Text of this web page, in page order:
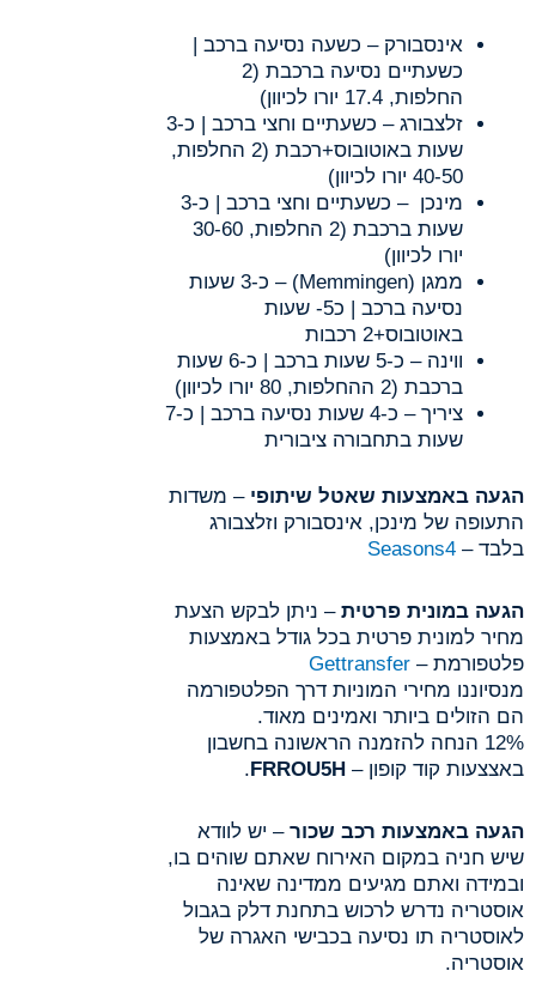
אינסבורק – כשעה נסיעה ברכב |
כשעתיים נסיעה ברכבת (2
החלפות, 17.4 יורו לכיוון)
זלצבורג – כשעתיים וחצי ברכב | כ-3
שעות באוטובוס+רכבת (2 החלפות,
40-50 יורו לכיוון)
מינכן – כשעתיים וחצי ברכב | כ-3
שעות ברכבת (2 החלפות, 30-60
יורו לכיוון)
ממגן (Memmingen) – כ-3 שעות
נסיעה ברכב | כ5- שעות
באוטובוס+2 רכבות
ווינה – כ-5 שעות ברכב | כ-6 שעות
ברכבת (2 ההחלפות, 80 יורו לכיוון)
ציריך – כ-4 שעות נסיעה ברכב | כ-7
שעות בתחבורה ציבורית
הגעה באמצעות שאטל שיתופי – משדות
התעופה של מינכן, אינסבורק וזלצבורג
בלבד – Seasons4
הגעה במונית פרטית – ניתן לבקש הצעת
מחיר למונית פרטית בכל גודל באמצעות
פלטפורמת – Gettransfer
מנסיוננו מחירי המוניות דרך הפלטפורמה
הם הזולים ביותר ואמינים מאוד.
12% הנחה להזמנה הראשונה בחשבון
באצצעות קוד קופון – FRROU5H
.
הגעה באמצעות רכב שכור – יש לוודא
שיש חניה במקום האירוח שאתם שוהים בו,
ובמידה ואתם מגיעים ממדינה שאינה
אוסטריה נדרש לרכוש בתחנת דלק בגבול
לאוסטריה תו נסיעה בכבישי האגרה של
אוסטריה.